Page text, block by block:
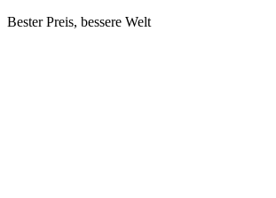
Bester Preis, bessere Welt